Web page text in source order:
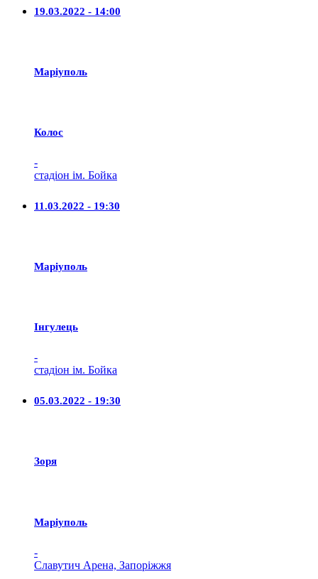
19.03.2022 - 14:00
Маріуполь
Колос
-
стадіон ім. Бойка
11.03.2022 - 19:30
Маріуполь
Iнгулець
-
стадіон ім. Бойка
05.03.2022 - 19:30
Зоря
Маріуполь
-
Славутич Арена, Запоріжжя